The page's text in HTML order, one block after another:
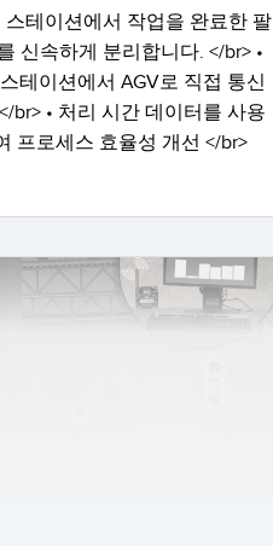
스테이션에서 작업을 완료한 팔
신속하게 분리합니다. </br> •
테이션에서 AGV로 직접 통신
br> • 처리 시간 데이터를 사용
프로세스 효율성 개선 </br>